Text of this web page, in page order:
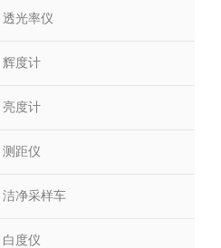
透光率仪
辉度计
亮度计
测距仪
洁净采样车
白度仪